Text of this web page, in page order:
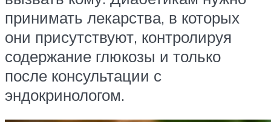
принимать лекарства, в которых
они присутствуют, контролируя
содержание глюкозы и только
после консультации с
эндокринологом.